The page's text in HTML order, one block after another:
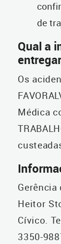
de
Qual a
Os
Médica
Heitor
Cívico.
3350-